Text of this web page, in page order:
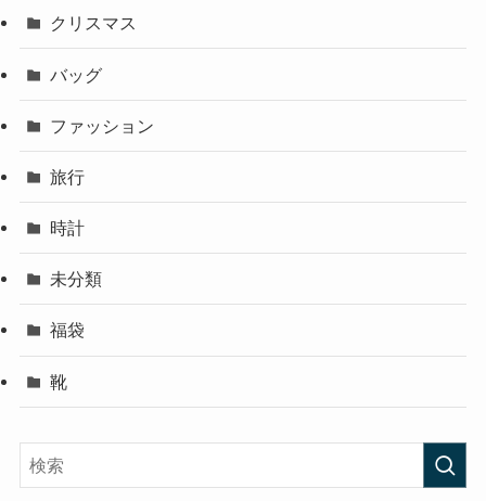
クリスマス
バッグ
ファッション
旅行
時計
未分類
福袋
靴